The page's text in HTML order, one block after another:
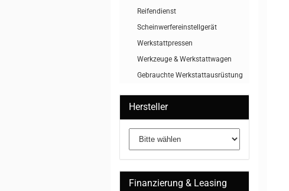
Reifendienst
Scheinwerfereinstellgerät
Werkstattpressen
Werkzeuge & Werkstattwagen
Gebrauchte Werkstattausrüstung
Hersteller
Finanzierung & Leasing